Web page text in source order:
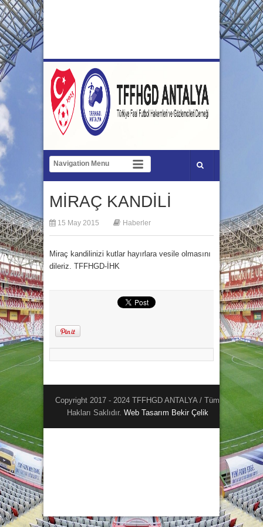
MİRAÇ KANDİLİ
15 May 2015 Haberler
Miraç kandilinizi kutlar hayırlara vesile olmasını
dileriz. TFFHGD-İHK
Copyright 2017 - 2024 TFFHGD ANTALYA / Tüm
Hakları Saklıdır. Web Tasarım Bekir Çelik